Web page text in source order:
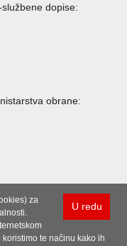
dopise:
obrane:
U redu
za
te načinu kako ih